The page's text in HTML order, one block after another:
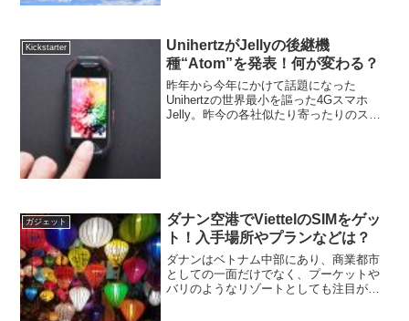
Kickstarter
UnihertzがJellyの後継機
種“Atom”を発表！何が変わる？
昨年から今年にかけて話題になった
Unihertzの世界最小を謳った4Gスマホ
Jelly。昨今の各社似たり寄ったりのスマ
ガジェット
ダナン空港でViettelのSIMをゲッ
ト！入手場所やプランなどは？
ダナンはベトナム中部にあり、商業都市
としての一面だけでなく、プーケットや
バリのようなリゾートとしても注目が高